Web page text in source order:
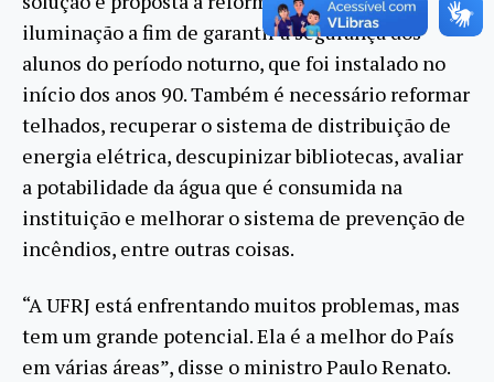
iluminação a fim de garantir a segurança dos
alunos do período noturno, que foi instalado no
início dos anos 90. Também é necessário reformar
telhados, recuperar o sistema de distribuição de
energia elétrica, descupinizar bibliotecas, avaliar
a potabilidade da água que é consumida na
instituição e melhorar o sistema de prevenção de
incêndios, entre outras coisas.
“A UFRJ está enfrentando muitos problemas, mas
tem um grande potencial. Ela é a melhor do País
em várias áreas”, disse o ministro Paulo Renato.